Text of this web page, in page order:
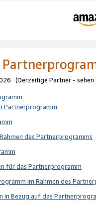
(Derzeitige Partner - sehen
Partnerprogramm
des Partnerprogramms
für das Partnerprogramm
im Rahmen des
in Bezug auf das